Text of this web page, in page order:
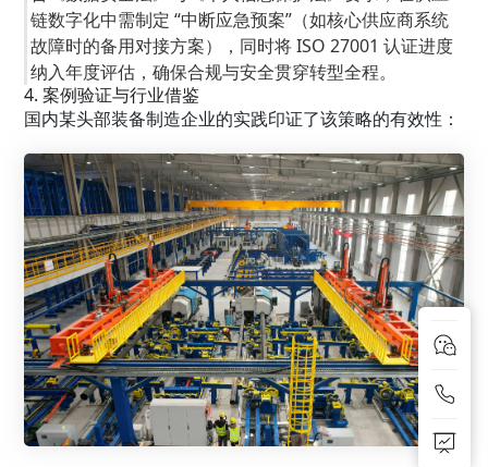
链数字化中需制定 “中断应急预案”（如核心供应商系统
故障时的备用对接方案），同时将 ISO 27001 认证进度
纳入年度评估，确保合规与安全贯穿转型全程。
4. 案例验证与行业借鉴
国内某头部装备制造企业的实践印证了该策略的有效性：